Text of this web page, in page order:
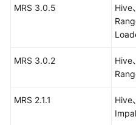
责
务
MRS 3.0.5
Hive
MRS 3.0.2
Hive
MRS 2.1.1
Hive